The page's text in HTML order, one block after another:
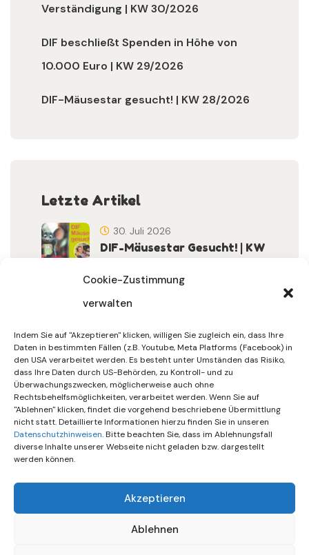
Cookie-Zustimmung
verwalten
Indem Sie auf "Akzeptieren" klicken, willigen Sie zugleich ein, dass Ihre
Daten in bestimmten Fällen (z.B. Youtube, Meta Platforms (Facebook) in
den USA verarbeitet werden. Es besteht unter Umständen das Risiko,
dass Ihre Daten durch US-Behörden, zu Kontroll- und zu
Überwachungszwecken, möglicherweise auch ohne
Rechtsbehelfsmöglichkeiten, verarbeitet werden. Wenn Sie auf
"Ablehnen" klicken, findet die vorgehend beschriebene Übermittlung
nicht statt. Detaillierte Informationen hierzu finden Sie in unseren
Datenschutzhinweisen. Bitte beachten Sie, dass im Ablehnungsfall
diverse Inhalte unserer Webseite nicht geladen bzw. dargestellt
werden können.
Akzeptieren
Ablehnen
Verständigung | KW 30/2026
DIF beschließt Spenden in Höhe von
10.000 Euro | KW 29/2026
DIF-Mäusestar gesucht! | KW 28/2026
Letzte Artikel
DIF-Mäusestar Gesucht! | KW
30. Juli 2026
Sommerferien | KW 31/…
30. Juli 2026
Gemeinsames Friedensgebet
Setzt Zeichen …
15. Juli 2026